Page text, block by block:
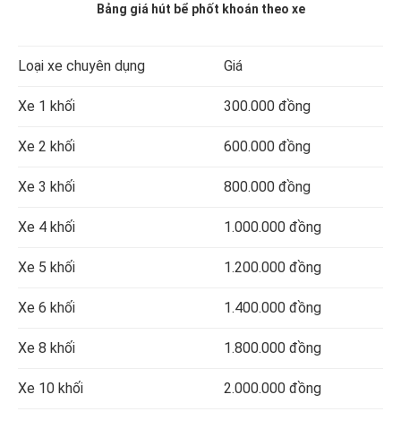
Bảng giá hút bể phốt khoán theo xe
Loại xe chuyên dụng Giá
Xe 1 khối 300.000 đồng
Xe 2 khối 600.000 đồng
Xe 3 khối 800.000 đồng
Xe 4 khối 1.000.000 đồng
Xe 5 khối 1.200.000 đồng
Xe 6 khối 1.400.000 đồng
Xe 8 khối 1.800.000 đồng
Xe 10 khối 2.000.000 đồng